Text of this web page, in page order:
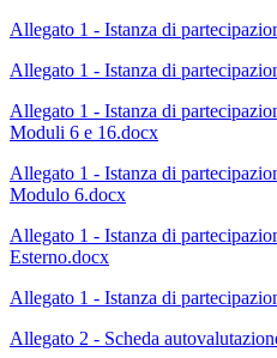
Allegato 1 - Istanza di
Allegato 1 - Istanza di
Allegato 1 - Istanza di
Moduli 6 e 16.docx
Allegato 1 - Istanza di
Modulo 6.docx
Allegato 1 - Istanza di
Esterno.docx
Allegato 1 - Istanza di
Allegato 2 - Scheda